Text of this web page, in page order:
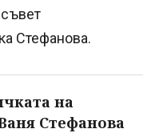
Стефанова.
на
Стефанова